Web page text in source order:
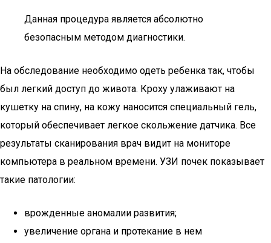
Данная процедура является абсолютно
безопасным методом диагностики.
На обследование необходимо одеть ребенка так, чтобы
был легкий доступ до живота. Кроху улаживают на
кушетку на спину, на кожу наносится специальный гель,
который обеспечивает легкое скольжение датчика. Все
результаты сканирования врач видит на мониторе
компьютера в реальном времени. УЗИ почек показывает
такие патологии:
врожденные аномалии развития;
увеличение органа и протекание в нем